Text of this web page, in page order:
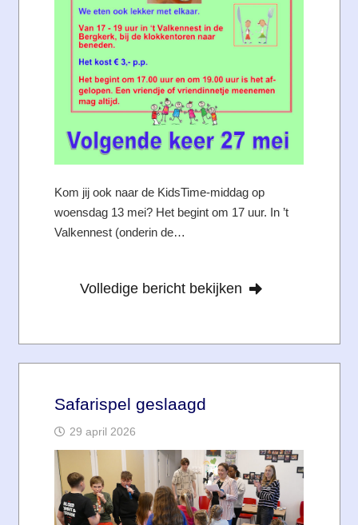
Kom jij ook naar de KidsTime-middag op
woensdag 13 mei? Het begint om 17 uur. In ’t
Valkennest (onderin de…
Volledige bericht bekijken
Safarispel geslaagd
29 april 2026